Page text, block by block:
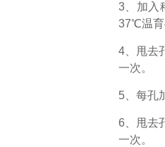
3、加入
37℃温育
4、甩去
一次。
5、每孔
6、甩去
一次。